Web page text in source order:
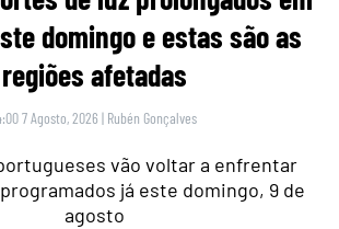
domingo e estas são as
regiões afetadas
7 Agosto, 2026 | Rubén Gonçalves
vão voltar a enfrentar
já este domingo, 9 de
agosto